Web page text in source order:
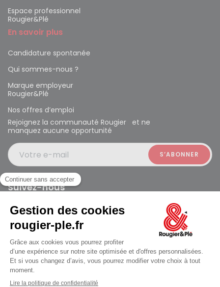
Espace professionnel
Rougier&Plé
En savoir plus
Candidature spontanée
Qui sommes-nous ?
Marque employeur
Rougier&Plé
Nos offres d’emploi
Rejoignez la communauté Rougier et ne
manquez aucune opportunité
Votre e-mail
Suivez-nous
Rougier et Plé 2024 Copyright